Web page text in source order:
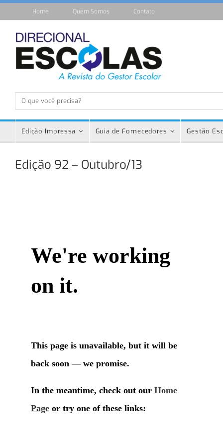
Home Quem Somos Contato
Edição Impressa Guia de Fornecedores Gestão
Edição 92 – Outubro/13